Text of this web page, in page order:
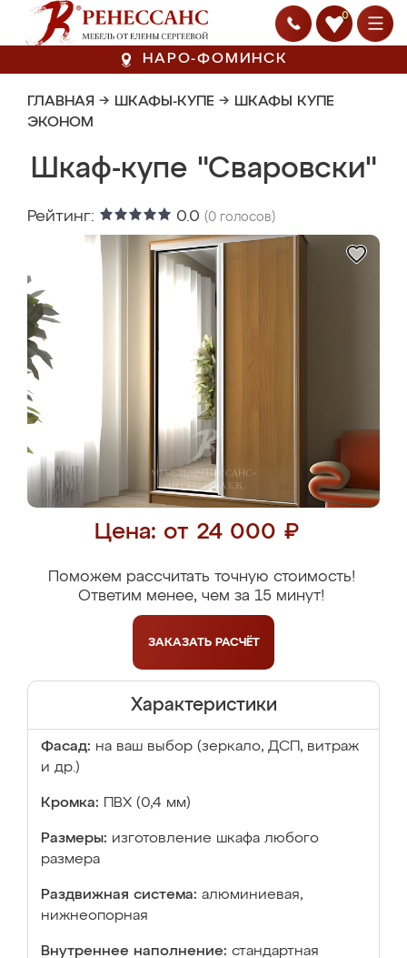
0
НАРО-ФОМИНСК
ГЛАВНАЯ → ШКАФЫ-КУПЕ → ШКАФЫ КУПЕ
ЭКОНОМ
Шкаф-купе "Сваровски"
Рейтинг: 0.0 (0 голосов)
Цена: от 24 000 ₽
Поможем рассчитать точную стоимость!
Ответим менее, чем за 15 минут!
ЗАКАЗАТЬ РАСЧЁТ
Характеристики
Фасад: на ваш выбор (зеркало, ДСП, витраж
и др.)
Кромка: ПВХ (0,4 мм)
Размеры: изготовление шкафа любого
размера
Раздвижная система: алюминиевая,
нижнеопорная
Внутреннее наполнение: стандартная